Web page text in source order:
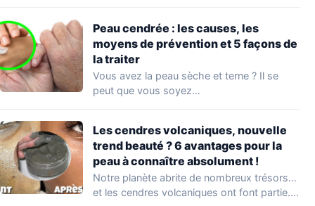
Peau cendrée : les causes, les
moyens de prévention et 5 façons de
la traiter
Vous avez la peau sèche et terne ? Il se
peut que vous soyez…
Les cendres volcaniques, nouvelle
trend beauté ? 6 avantages pour la
peau à connaître absolument !
Notre planète abrite de nombreux trésors…
et les cendres volcaniques ont font partie.